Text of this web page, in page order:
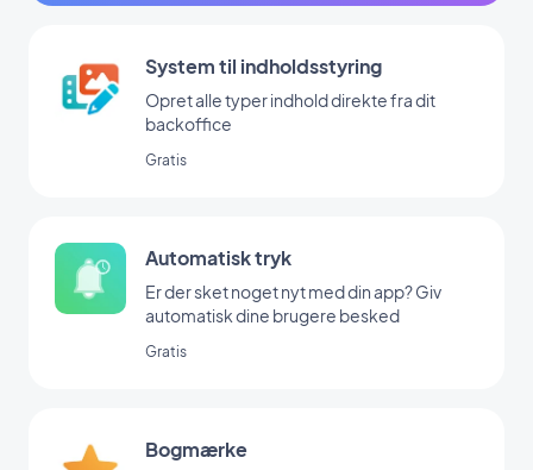
System til indholdsstyring
Opret alle typer indhold direkte fra dit
backoffice
Gratis
Automatisk tryk
Er der sket noget nyt med din app? Giv
automatisk dine brugere besked
Gratis
Bogmærke